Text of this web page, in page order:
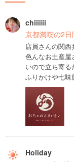
chiiiiii
京都満喫の2日
店員さんの関
色んなお土産屋
いので立ち寄る
ふりかけや七味
Holiday